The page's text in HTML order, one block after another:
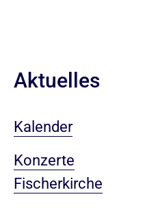
Aktuelles
Kalender
Konzerte
Fischerkirche